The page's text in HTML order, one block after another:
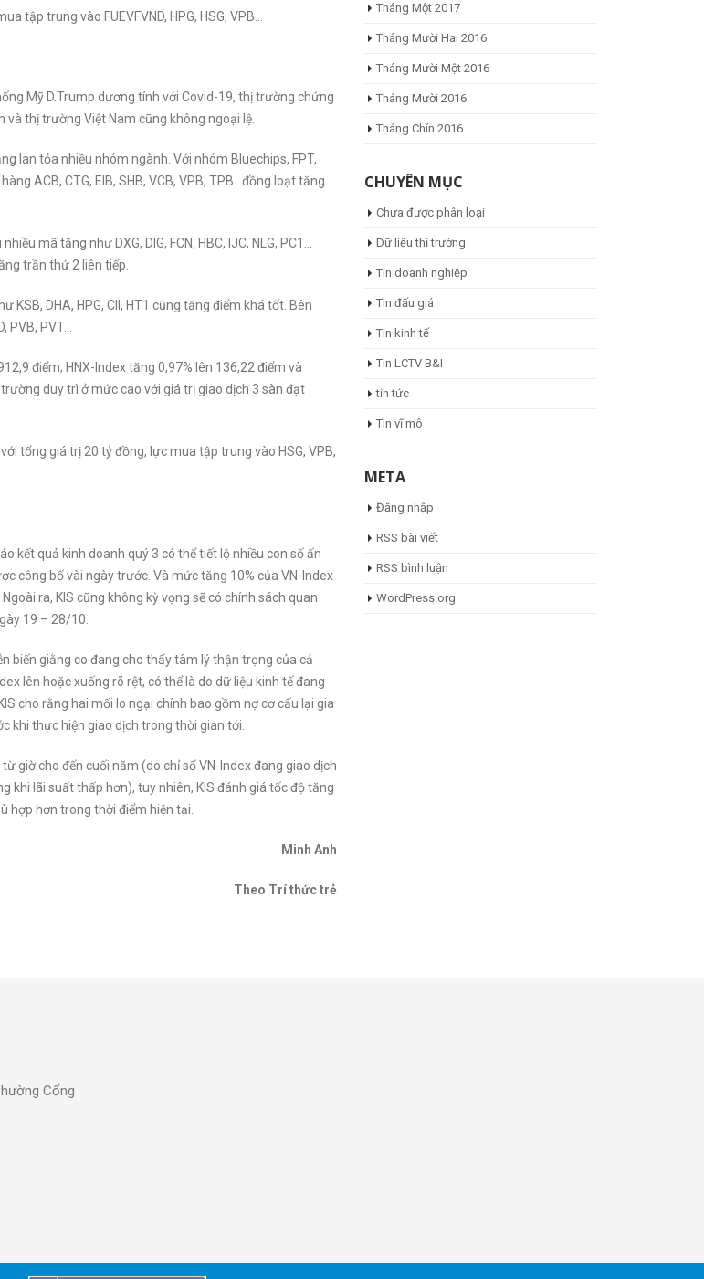
tập trung vào FUEVFVND, HPG, HSG, VPB…
Mỹ D.Trump dương tính với Covid-19, thị trường chứng
thị trường Việt Nam cũng không ngoại lệ.
lan tỏa nhiều nhóm ngành. Với nhóm Bluechips, FPT,
ACB, CTG, EIB, SHB, VCB, VPB, TPB…đồng loạt tăng
mã tăng như DXG, DIG, FCN, HBC, IJC, NLG, PC1…
trần thứ 2 liên tiếp.
DHA, HPG, CII, HT1 cũng tăng điểm khá tốt. Bên
PVT…
điểm; HNX-Index tăng 0,97% lên 136,22 điểm và
duy trì ở mức cao với giá trị giao dịch 3 sàn đạt
tổng giá trị 20 tỷ đồng, lực mua tập trung vào HSG, VPB,
kết quả kinh doanh quý 3 có thể tiết lộ nhiều con số ấn
công bố vài ngày trước. Và mức tăng 10% của VN-Index
ra, KIS cũng không kỳ vọng sẽ có chính sách quan
19 – 28/10.
biến giằng co đang cho thấy tâm lý thận trọng của cả
lên hoặc xuống rõ rệt, có thể là do dữ liệu kinh tế đang
cho rằng hai mối lo ngại chính bao gồm nợ cơ cấu lại gia
khi thực hiện giao dịch trong thời gian tới.
giờ cho đến cuối năm (do chỉ số VN-Index đang giao dịch
khi lãi suất thấp hơn), tuy nhiên, KIS đánh giá tốc độ tăng
hợp hơn trong thời điểm hiện tại.
Minh Anh
Theo Trí thức trẻ
Tháng Một 2017
Tháng Mười Hai 2016
Tháng Mười Một 2016
Tháng Mười 2016
Tháng Chín 2016
CHUYÊN MỤC
Chưa được phân loại
Dữ liệu thị trường
Tin doanh nghiệp
Tin đấu giá
Tin kinh tế
Tin LCTV B&I
tin tức
Tin vĩ mô
META
Đăng nhập
RSS bài viết
RSS bình luận
WordPress.org
Cống